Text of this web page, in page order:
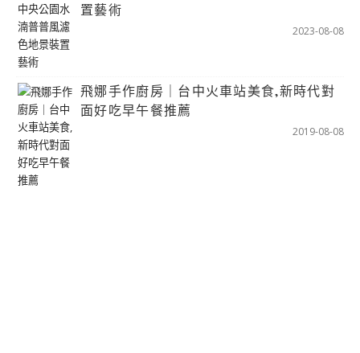
置藝術
2023-08-08
飛娜手作廚房｜台中火車站美食,新時代對
面好吃早午餐推薦
2019-08-08